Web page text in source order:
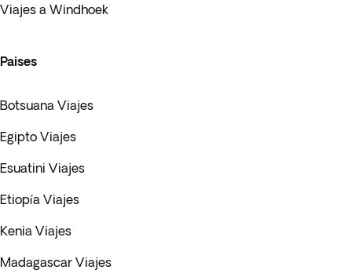
Viajes a Windhoek
Paises
Botsuana Viajes
Egipto Viajes
Esuatini Viajes
Etiopía Viajes
Kenia Viajes
Madagascar Viajes